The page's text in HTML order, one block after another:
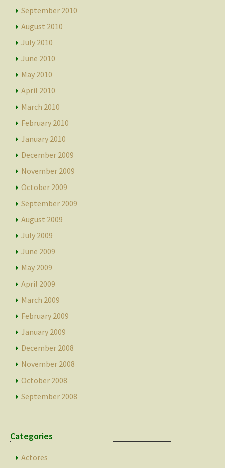
September 2010
August 2010
July 2010
June 2010
May 2010
April 2010
March 2010
February 2010
January 2010
December 2009
November 2009
October 2009
September 2009
August 2009
July 2009
June 2009
May 2009
April 2009
March 2009
February 2009
January 2009
December 2008
November 2008
October 2008
September 2008
Categories
Actores